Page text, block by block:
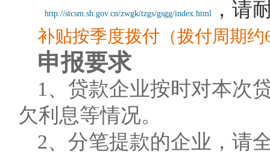
http://stcsm.sh.gov.cn/zwgk/tzgs/gsgg/index.html ，请
补贴按季度拨付（拨付周期约
申报要求
1、贷款企业按时对本次
欠利息等情况。
2、分笔提款的企业，请